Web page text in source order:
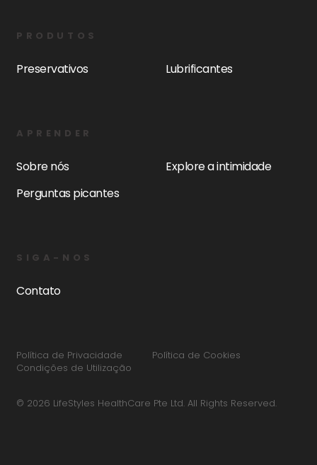
PRODUTOS
Preservativos Lubrificantes
APRENDER
Sobre nós
Explore a intimidade
Perguntas picantes
SIGA-NOS
Contato
Política de Privacidade
Política de Cookies
Condições de Utilização
© 2026 LifeStyles HealthCare Pte Ltd. All Rights Reserved.